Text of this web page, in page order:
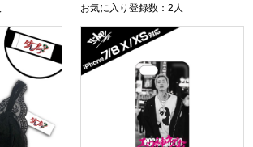
お気に入り登録数：2人